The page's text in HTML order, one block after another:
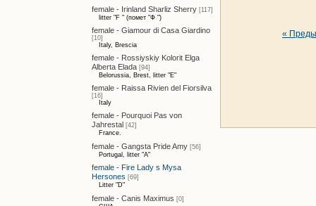
female - Irinland Sharliz Sherry [117]
litter "F " (помет "Ф ")
female - Giamour di Casa Giardino
[10]
Italy, Brescia
female - Rossiyskiy Kolorit Elga
Alberta Elada [94]
Belorussia, Brest, litter "E"
female - Raissa Rivien del Fiorsilva
[16]
Italy
female - Pourquoi Pas von
Jahrestal [42]
France.
female - Gangsta Pride Amy [56]
Portugal, litter "A"
female - Fire Lady s Mysa
Hersones [69]
Litter "D"
female - Canis Maximus [0]
«